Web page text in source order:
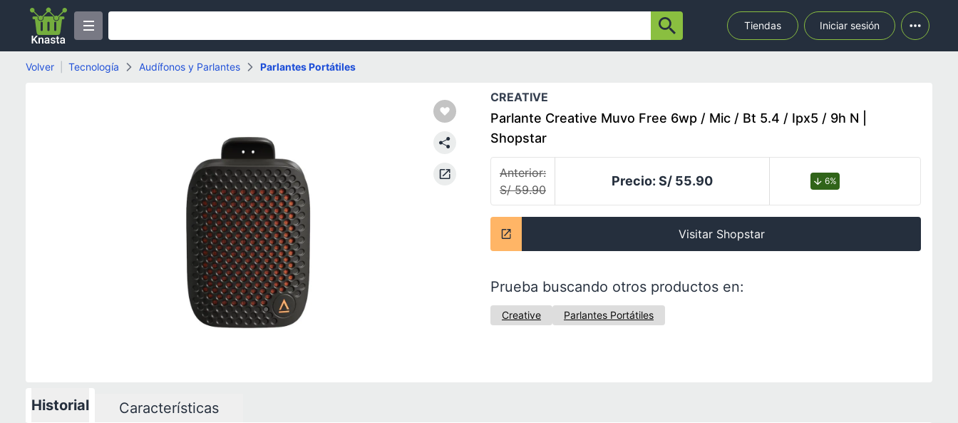
Tiendas Iniciar sesión
Volver Tecnología Audífonos y Parlantes Parlantes Portátiles
CREATIVE
Parlante Creative Muvo Free 6wp / Mic / Bt 5.4 / Ipx5 / 9h N |
Shopstar
Anterior:
S/ 59.90
Precio: S/ 55.90 6%
Visitar Shopstar
Prueba buscando otros productos en:
Creative Parlantes Portátiles
Historial Características